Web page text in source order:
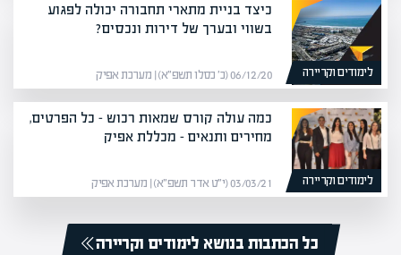
לימודים וקריירה
כיצד בניית מתארי תחבורה יכולה לפגוע
בשווי ובערך של דירות ונכסים?
06/12/20 (כ׳ כסלו תשפ״א) | מערכת אפיק
לימודים וקריירה
כמה עולה קורס שמאות רכוש – כל הפרטים,
מחירים ותנאים – מכללת אפיק
03/03/21 (י״ט אדר תשפ״א) | מערכת אפיק
כל הכתבות בנושא לימודים וקריירה